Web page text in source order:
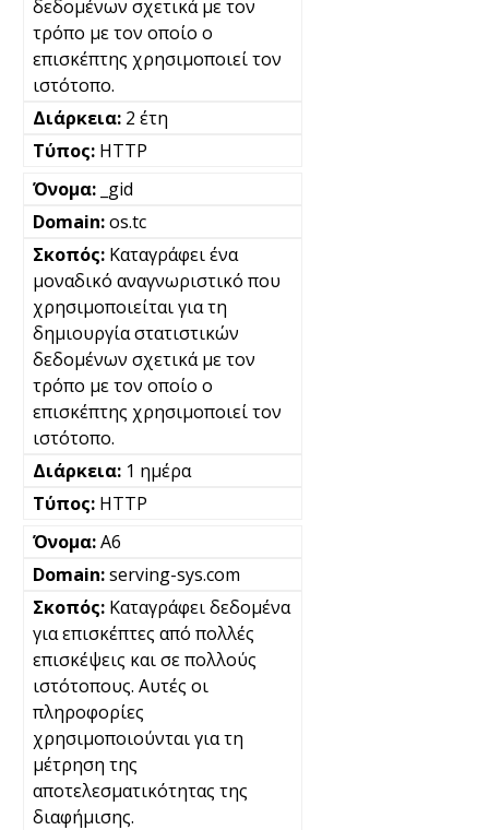
δεδομένων σχετικά με τον
τρόπο με τον οποίο ο
επισκέπτης χρησιμοποιεί τον
ιστότοπο.
2 έτη
HTTP
_gid
os.tc
Καταγράφει ένα
μοναδικό αναγνωριστικό που
χρησιμοποιείται για τη
δημιουργία στατιστικών
δεδομένων σχετικά με τον
τρόπο με τον οποίο ο
επισκέπτης χρησιμοποιεί τον
ιστότοπο.
1 ημέρα
HTTP
A6
serving-sys.com
Καταγράφει δεδομένα
για επισκέπτες από πολλές
επισκέψεις και σε πολλούς
ιστότοπους. Αυτές οι
πληροφορίες
χρησιμοποιούνται για τη
μέτρηση της
αποτελεσματικότητας της
διαφήμισης.